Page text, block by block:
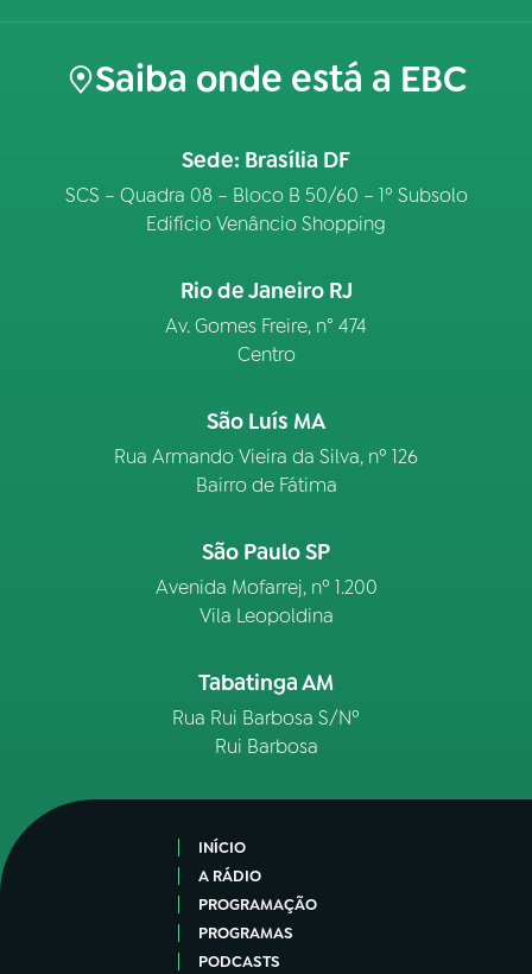
Saiba onde está a EBC
Sede: Brasília DF
SCS – Quadra 08 – Bloco B 50/60 – 1º Subsolo
Edifício Venâncio Shopping
Rio de Janeiro RJ
Av. Gomes Freire, n° 474
Centro
São Luís MA
Rua Armando Vieira da Silva, nº 126
Bairro de Fátima
São Paulo SP
Avenida Mofarrej, nº 1.200
Vila Leopoldina
Tabatinga AM
Rua Rui Barbosa S/Nº
Rui Barbosa
INÍCIO
A RÁDIO
PROGRAMAÇÃO
PROGRAMAS
PODCASTS